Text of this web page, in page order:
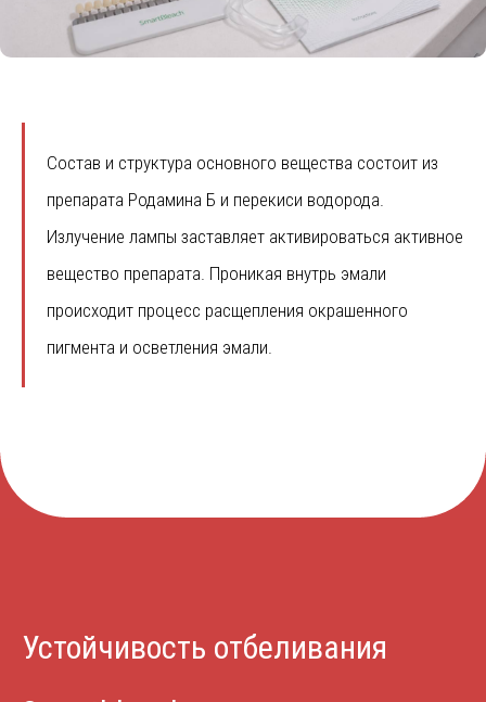
Состав и структура основного вещества состоит из
препарата Родамина Б и перекиси водорода.
Излучение лампы заставляет активироваться активное
вещество препарата. Проникая внутрь эмали
происходит процесс расщепления окрашенного
пигмента и осветления эмали.
Устойчивость отбеливания